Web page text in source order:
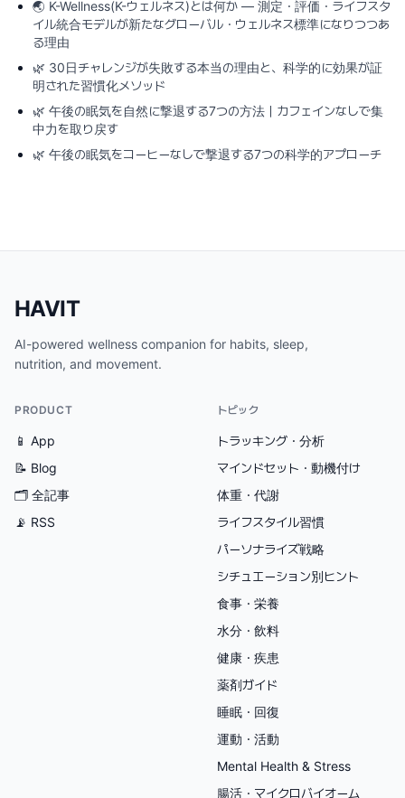
🌏 K-Wellness(K-ウェルネス)とは何か ― 測定・評価・ライフスタ
イル統合モデルが新たなグローバル・ウェルネス標準になりつつあ
る理由
🌿 30日チャレンジが失敗する本当の理由と、科学的に効果が証
明された習慣化メソッド
🌿 午後の眠気を自然に撃退する7つの方法｜カフェインなしで集
中力を取り戻す
🌿 午後の眠気をコーヒーなしで撃退する7つの科学的アプローチ
HAVIT
AI-powered wellness companion for habits, sleep,
nutrition, and movement.
PRODUCT
📱 App
📝 Blog
🗂 全記事
📡 RSS
トピック
トラッキング・分析
マインドセット・動機付け
体重・代謝
ライフスタイル習慣
パーソナライズ戦略
シチュエーション別ヒント
食事・栄養
水分・飲料
健康・疾患
薬剤ガイド
睡眠・回復
運動・活動
Mental Health & Stress
腸活・マイクロバイオーム